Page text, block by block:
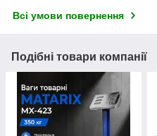
Всі умови повернення
Подібні товари компанії